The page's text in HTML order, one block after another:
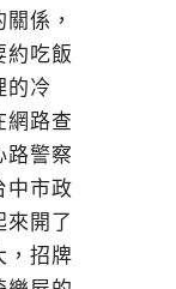
係，
約吃飯
的冷
網路查
路警察
中市政
來開了
，招牌